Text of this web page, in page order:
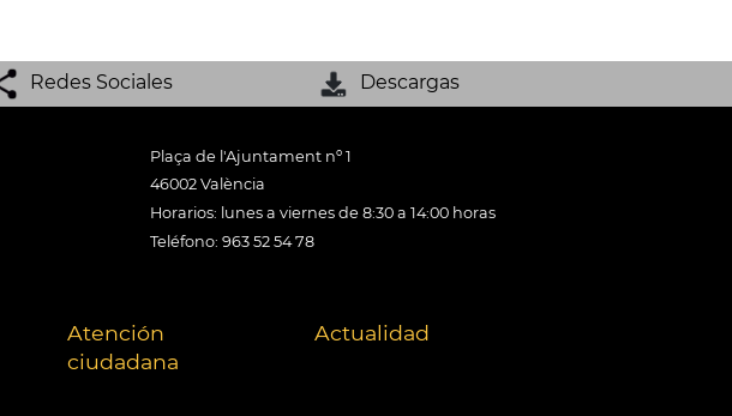
Redes Sociales Descargas
Plaça de l'Ajuntament nº 1
46002 València
Horarios: lunes a viernes de 8:30 a 14:00 horas
Teléfono: 963 52 54 78
Atención
ciudadana
Actualidad